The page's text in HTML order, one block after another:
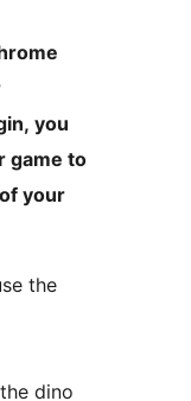
you
game to
your
the
dino